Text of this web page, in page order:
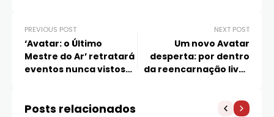
PREVIOUS POST
‘Avatar: o Último
Mestre do Ar’ retratará
eventos nunca vistos
NEXT POST
Um novo Avatar
desperta: por dentro
da reencarnação live-
Posts relacionados